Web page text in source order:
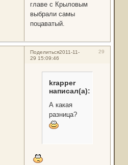
главе с Крыловым
выбрали самы
поцаватый.
Поделиться 29
2011-11-
29 15:09:46
krapper
написал(а):
А какая
разница?